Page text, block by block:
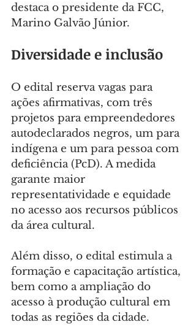
destaca o presidente da FCC,
Marino Galvão Júnior.
Diversidade e inclusão
O edital reserva vagas para
ações afirmativas, com três
projetos para empreendedores
autodeclarados negros, um para
indígena e um para pessoa com
deficiência (PcD). A medida
garante maior
representatividade e equidade
no acesso aos recursos públicos
da área cultural.
Além disso, o edital estimula a
formação e capacitação artística,
bem como a ampliação do
acesso à produção cultural em
todas as regiões da cidade.